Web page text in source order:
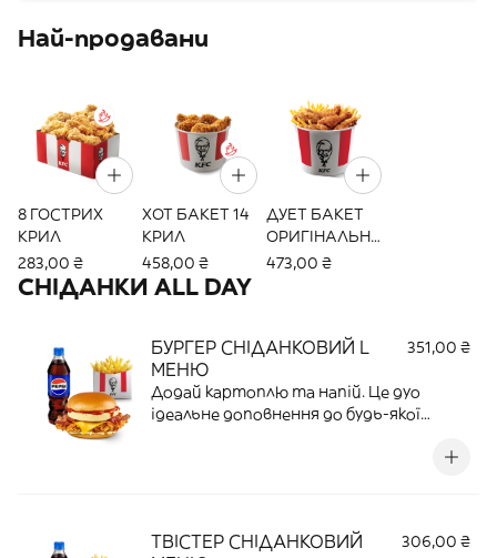
Най-продавани
8 ГОСТРИХ
КРИЛ
283,00 ₴
ХОТ БАКЕТ 14
КРИЛ
458,00 ₴
ДУЕТ БАКЕТ
ОРИГІНАЛЬНИ
Й
473,00 ₴
СНІДАНКИ ALL DAY
БУРГЕР СНІДАНКОВИЙ L
МЕНЮ
351,00 ₴
Додай картоплю та напій. Це дуо
ідеальне доповнення до будь-якої
ТВІСТЕР СНІДАНКОВИЙ
306,00 ₴